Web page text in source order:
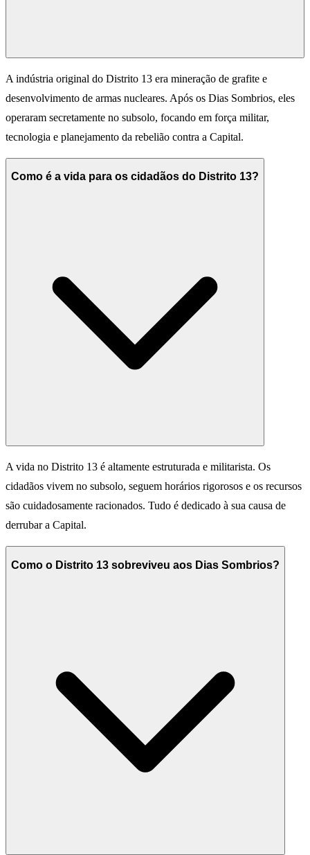
A indústria original do Distrito 13 era mineração de grafite e
desenvolvimento de armas nucleares. Após os Dias Sombrios, eles
operaram secretamente no subsolo, focando em força militar,
tecnologia e planejamento da rebelião contra a Capital.
Como é a vida para os cidadãos do Distrito 13?
A vida no Distrito 13 é altamente estruturada e militarista. Os
cidadãos vivem no subsolo, seguem horários rigorosos e os recursos
são cuidadosamente racionados. Tudo é dedicado à sua causa de
derrubar a Capital.
Como o Distrito 13 sobreviveu aos Dias Sombrios?